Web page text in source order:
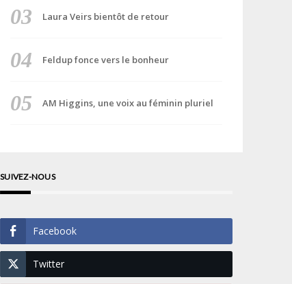
Laura Veirs bientôt de retour
Feldup fonce vers le bonheur
AM Higgins, une voix au féminin pluriel
SUIVEZ-NOUS
Facebook
Twitter